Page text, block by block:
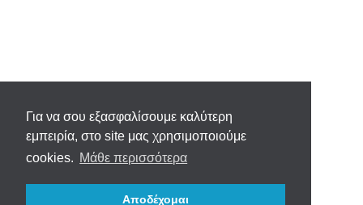
Για να σου εξασφαλίσουμε καλύτερη
εμπειρία, στο site μας χρησιμοποιούμε
cookies. Μάθε περισσότερα
Αποδέχομαι